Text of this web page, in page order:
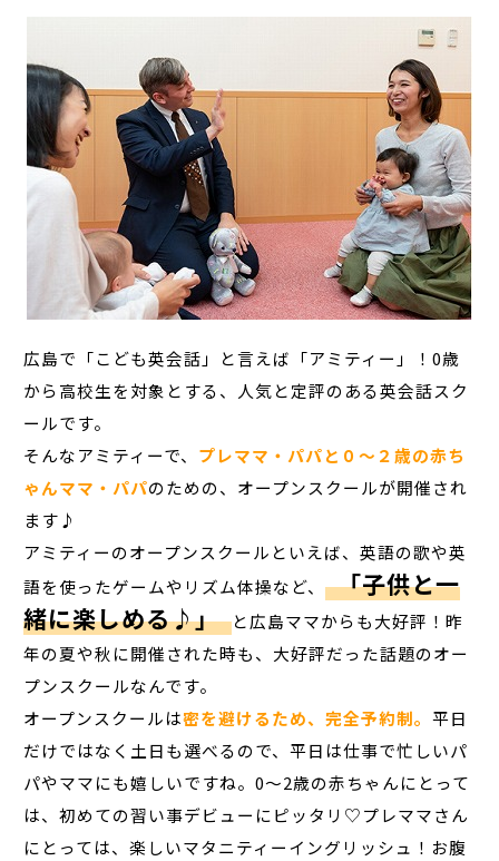
広島で「こども英会話」と言えば「アミティー」！0歳
から高校生を対象とする、人気と定評のある英会話スク
ールです。
そんなアミティーで、 プレママ・パパと０～２歳の赤ち
ゃんママ・パパのための、オープンスクールが開催され
ます♪
アミティーのオープンスクールといえば、英語の歌や英
語を使ったゲームやリズム体操など、 「子供と一
緒に楽しめる♪」 と広島ママからも大好評！昨
年の夏や秋に開催された時も、大好評だった話題のオー
プンスクールなんです。
オープンスクールは密を避けるため、完全予約制。平日
だけではなく土日も選べるので、平日は仕事で忙しいパ
パやママにも嬉しいですね。0～2歳の赤ちゃんにとって
は、初めての習い事デビューにピッタリ♡プレママさん
にとっては、楽しいマタニティーイングリッシュ！お腹